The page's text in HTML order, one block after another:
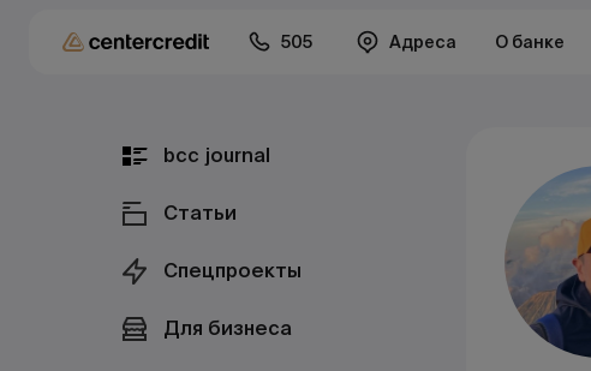
505 Адреса О банке
bcc journal
Статьи
Спецпроекты
Для бизнеса